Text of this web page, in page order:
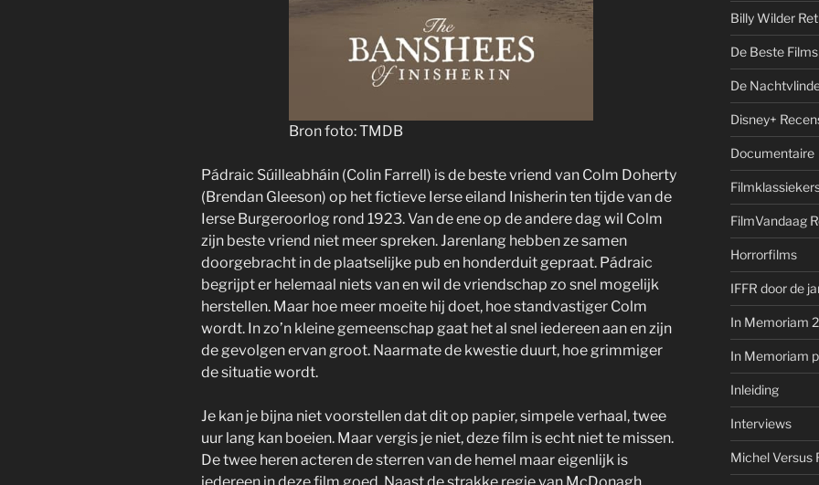
Bron foto: TMDB
Pádraic Súilleabháin (Colin Farrell) is de beste vriend van Colm Doherty
(Brendan Gleeson) op het fictieve Ierse eiland Inisherin ten tijde van de
Ierse Burgeroorlog rond 1923. Van de ene op de andere dag wil Colm
zijn beste vriend niet meer spreken. Jarenlang hebben ze samen
doorgebracht in de plaatselijke pub en honderduit gepraat. Pádraic
begrijpt er helemaal niets van en wil de vriendschap zo snel mogelijk
herstellen. Maar hoe meer moeite hij doet, hoe standvastiger Colm
wordt. In zo’n kleine gemeenschap gaat het al snel iedereen aan en zijn
de gevolgen ervan groot. Naarmate de kwestie duurt, hoe grimmiger
de situatie wordt.
Je kan je bijna niet voorstellen dat dit op papier, simpele verhaal, twee
uur lang kan boeien. Maar vergis je niet, deze film is echt niet te missen.
De twee heren acteren de sterren van de hemel maar eigenlijk is
Billy Wilder
De Beste
De
Disney+
Documentaire
FilmVandaag
Horrorfilms
IFFR door de
In Memoriam
In Memoriam
Inleiding
Interviews
Michel Versus